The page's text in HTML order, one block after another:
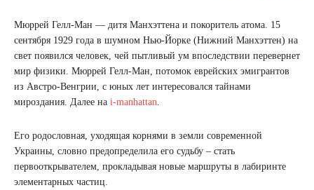
Мюррей Гелл-Ман — дитя Манхэттена и покоритель атома. 15
сентября 1929 года в шумном Нью-Йорке (Нижний Манхэттен) на
свет появился человек, чей пытливый ум впоследствии перевернет
мир физики. Мюррей Гелл-Ман, потомок еврейских эмигрантов
из Австро-Венгрии, с юных лет интересовался тайнами
мироздания. Далее на i-manhattan
Его родословная, уходящая корнями в земли современной
Украины, словно предопределила его судьбу – стать
первооткрывателем, прокладывая новые маршруты в лабиринте
элементарных частиц.